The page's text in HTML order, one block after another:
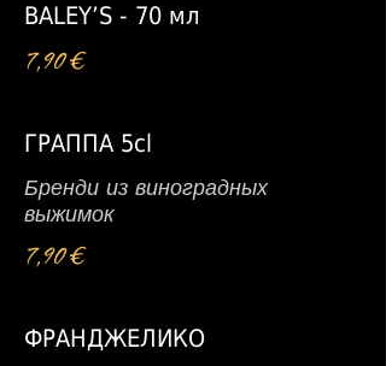
BALEY’S - 70 мл
7,90 €
ГРАППА 5cl
Бренди из виноградных
выжимок
7,90 €
ФРАНДЖЕЛИКО